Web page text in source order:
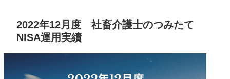
2022年12月度 社畜介護士のつみたて
NISA運用実績